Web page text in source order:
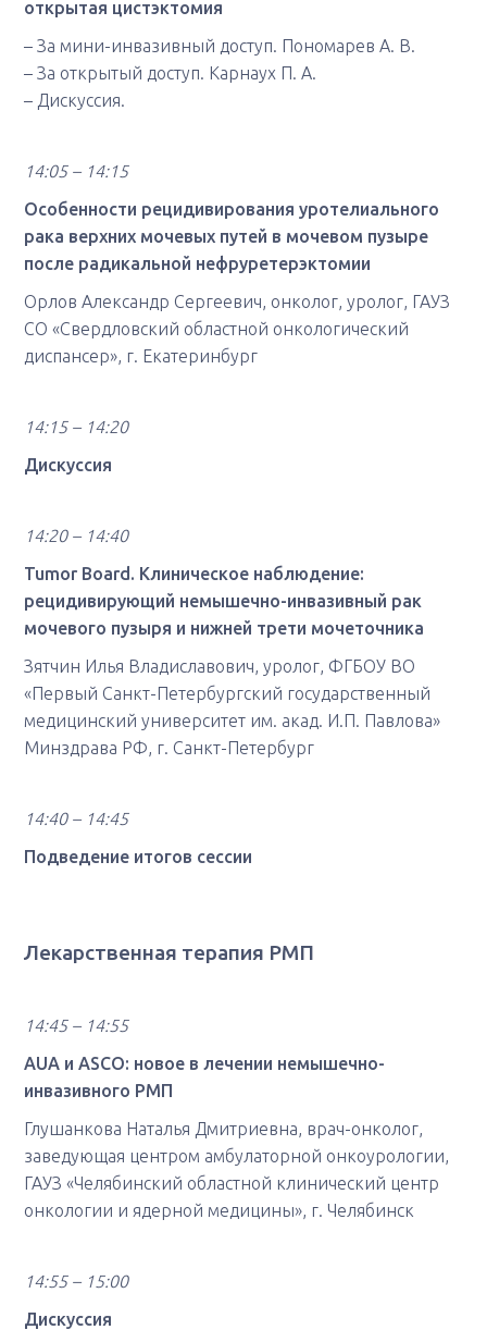
открытая цистэктомия
– За мини-инвазивный доступ. Пономарев А. В.
– За открытый доступ. Карнаух П. А.
– Дискуссия.
14:05 – 14:15
Особенности рецидивирования уротелиального
рака верхних мочевых путей в мочевом пузыре
после радикальной нефруретерэктомии
Орлов Александр Сергеевич, онколог, уролог, ГАУЗ
СО «Свердловский областной онкологический
диспансер», г. Екатеринбург
14:15 – 14:20
Дискуссия
14:20 – 14:40
Tumor Board. Клиническое наблюдение:
рецидивирующий немышечно-инвазивный рак
мочевого пузыря и нижней трети мочеточника
Зятчин Илья Владиславович, уролог, ФГБОУ ВО
«Первый Санкт-Петербургский государственный
медицинский университет им. акад. И.П. Павлова»
Минздрава РФ, г. Санкт-Петербург
14:40 – 14:45
Подведение итогов сессии
Лекарственная терапия РМП
14:45 – 14:55
AUA и ASCO: новое в лечении немышечно-
инвазивного РМП
Глушанкова Наталья Дмитриевна, врач-онколог,
заведующая центром амбулаторной онкоурологии,
ГАУЗ «Челябинский областной клинический центр
онкологии и ядерной медицины», г. Челябинск
14:55 – 15:00
Дискуссия